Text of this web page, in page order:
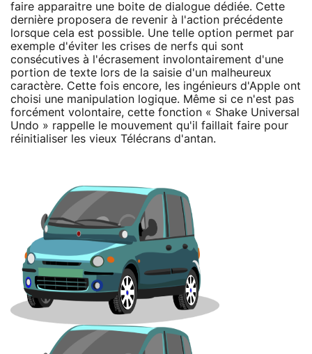
faire apparaitre une boite de dialogue dédiée. Cette
dernière proposera de revenir à l'action précédente
lorsque cela est possible. Une telle option permet par
exemple d'éviter les crises de nerfs qui sont
consécutives à l'écrasement involontairement d'une
portion de texte lors de la saisie d'un malheureux
caractère. Cette fois encore, les ingénieurs d'Apple ont
choisi une manipulation logique. Même si ce n'est pas
forcément volontaire, cette fonction « Shake Universal
Undo » rappelle le mouvement qu'il faillait faire pour
réinitialiser les vieux Télécrans d'antan.